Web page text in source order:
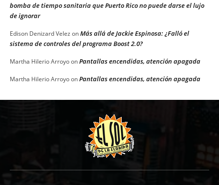
bomba de tiempo sanitaria que Puerto Rico no puede darse el lujo
de ignorar
Edison Denizard Velez onMás allá de Jackie Espinosa: ¿Falló el
sistema de controles del programa Boost 2.0?
Martha Hilerio ArroyoonPantallas encendidas, atención apagada
Martha Hilerio ArroyoonPantallas encendidas, atención apagada